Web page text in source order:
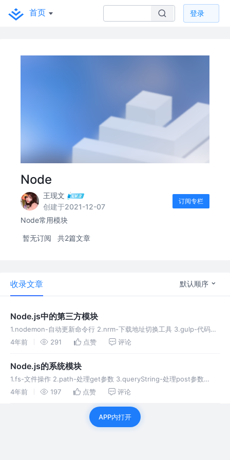
首页 登录
Node
王现文
创建于2021-12-07
订阅专栏
Node常用模块
暂无订阅 共2篇文章
收录文章 默认顺序
Node.js中的第三方模块
1.nodemon-自动更新命令行 2.nrm-下载地址切换工具 3.gulp-代码处
理 4.mime-返回资源类型 5.mongoose-操作数据库 6.art-template-
4年前 291 点赞 评论
Node.js的系统模块
1.fs-文件操作 2.path-处理get参数 3.queryString-处理post参数
4.http-创建网站服务器 5.url-处理GET请求 6.promisify 异步
4年前 197 点赞 评论
APP内打开